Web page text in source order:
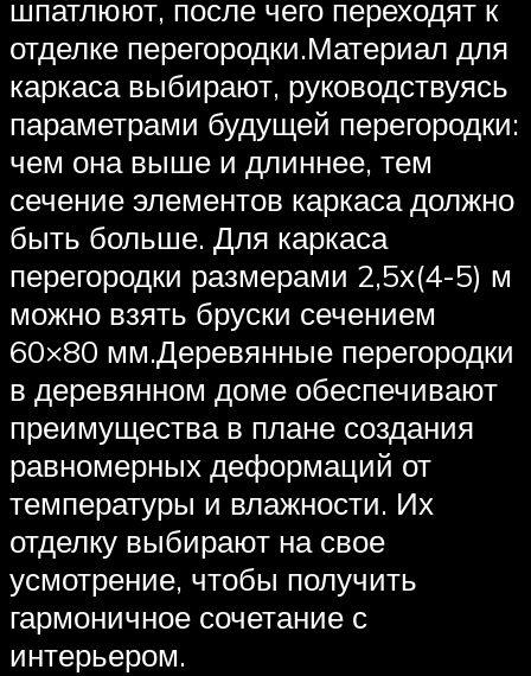
шпатлюют, после чего переходят к
отделке перегородки.Материал для
каркаса выбирают, руководствуясь
параметрами будущей перегородки:
чем она выше и длиннее, тем
сечение элементов каркаса должно
быть больше. Для каркаса
перегородки размерами 2,5х(4-5) м
можно взять бруски сечением
60×80 мм.Деревянные перегородки
в деревянном доме обеспечивают
преимущества в плане создания
равномерных деформаций от
температуры и влажности. Их
отделку выбирают на свое
усмотрение, чтобы получить
гармоничное сочетание с
интерьером.